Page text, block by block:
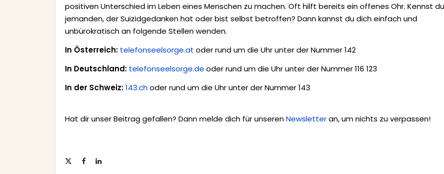
positiven Unterschied im Leben eines Menschen zu machen. Oft hilft bereits ein offenes Ohr. Kennst du
jemanden, der Suizidgedanken hat oder bist selbst betroffen? Dann kannst du dich einfach und
unbürokratisch an folgende Stellen wenden.
In Österreich: telefonseelsorge.at oder rund um die Uhr unter der Nummer 142
In Deutschland: telefonseelsorge.de oder rund um die Uhr unter der Nummer 116 123
In der Schweiz: 143.choder rund um die Uhr unter der Nummer 143
Hat dir unser Beitrag gefallen? Dann melde dich für unserenNewsletteran, um nichts zu verpassen!